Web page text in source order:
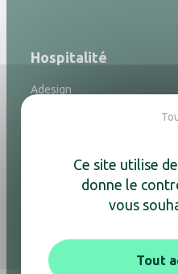
Hospitalité
Adesign
Plateaux d'accueil
Repassage
Réveils
Ce site utilise
donne le
vous
Tout